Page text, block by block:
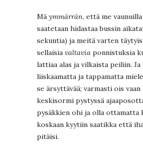
Mä ymmärrän, että me
saatetaan hidastaa bussin
sekuntia) ja meitä varten
sellaisia valtavia ponnistuksia
lattiaa alas ja vilkaista peiliin. Ja
liiskaamatta ja tappamatta
se ärsyttävää; varmasti ois
keskisormi pystyssä
pysäkkien ohi ja olla ottamatta
koskaan kyytiin saatikka että
pitäisi.